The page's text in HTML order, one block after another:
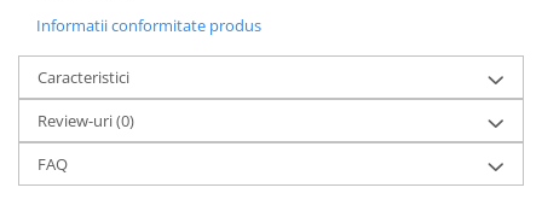
Informatii conformitate produs
Caracteristici
Review-uri(0)
FAQ